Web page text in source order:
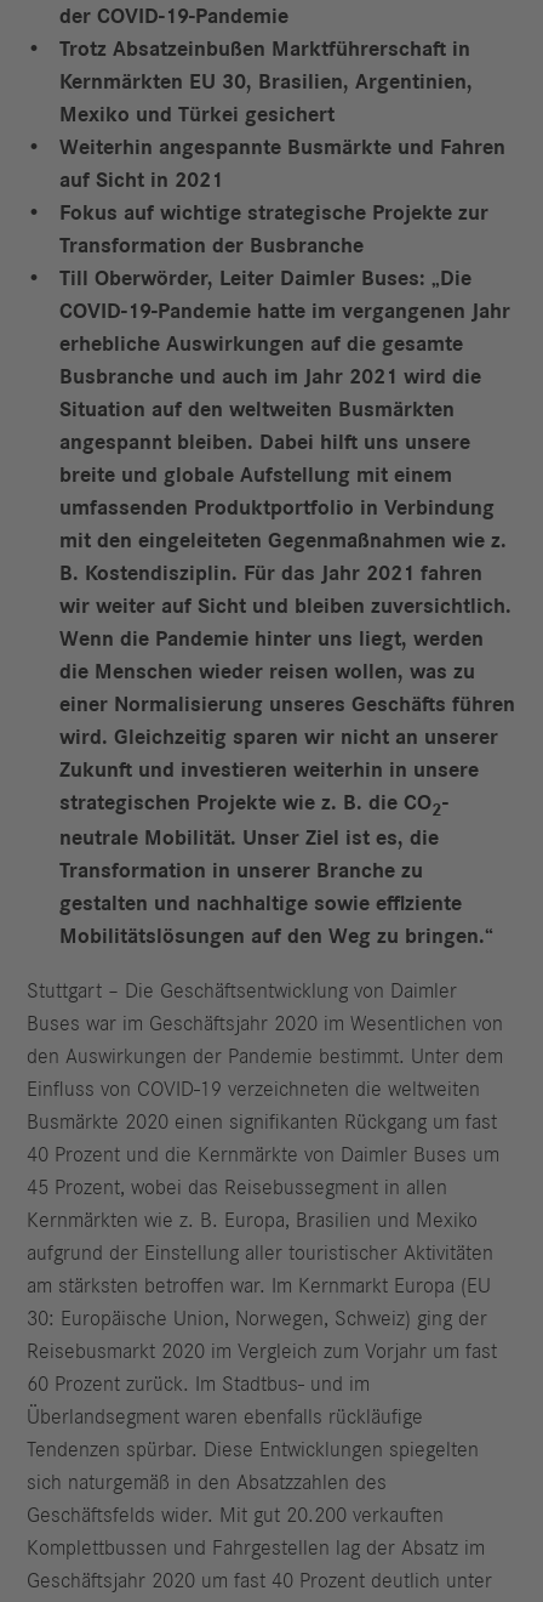
der COVID-19-Pandemie
Trotz Absatzeinbußen Marktführerschaft in
Kernmärkten EU 30, Brasilien, Argentinien,
Mexiko und Türkei gesichert
Weiterhin angespannte Busmärkte und Fahren
auf Sicht in 2021
Fokus auf wichtige strategische Projekte zur
Transformation der Busbranche
Till Oberwörder, Leiter Daimler Buses: „Die
COVID-19-Pandemie hatte im vergangenen Jahr
erhebliche Auswirkungen auf die gesamte
Busbranche und auch im Jahr 2021 wird die
Situation auf den weltweiten Busmärkten
angespannt bleiben. Dabei hilft uns unsere
breite und globale Aufstellung mit einem
umfassenden Produktportfolio in Verbindung
mit den eingeleiteten Gegenmaßnahmen wie z.
B. Kostendisziplin. Für das Jahr 2021 fahren
wir weiter auf Sicht und bleiben zuversichtlich.
Wenn die Pandemie hinter uns liegt, werden
die Menschen wieder reisen wollen, was zu
einer Normalisierung unseres Geschäfts führen
wird. Gleichzeitig sparen wir nicht an unserer
Zukunft und investieren weiterhin in unsere
strategischen Projekte wie z. B. die CO2-
neutrale Mobilität. Unser Ziel ist es, die
Transformation in unserer Branche zu
gestalten und nachhaltige sowie effiziente
Mobilitätslösungen auf den Weg zu bringen.“
Stuttgart – Die Geschäftsentwicklung von Daimler
Buses war im Geschäftsjahr 2020 im Wesentlichen von
den Auswirkungen der Pandemie bestimmt. Unter dem
Einfluss von COVID-19 verzeichneten die weltweiten
Busmärkte 2020 einen signifikanten Rückgang um fast
40 Prozent und die Kernmärkte von Daimler Buses um
45 Prozent, wobei das Reisebussegment in allen
Kernmärkten wie z. B. Europa, Brasilien und Mexiko
aufgrund der Einstellung aller touristischer Aktivitäten
am stärksten betroffen war. Im Kernmarkt Europa (EU
30: Europäische Union, Norwegen, Schweiz) ging der
Reisebusmarkt 2020 im Vergleich zum Vorjahr um fast
60 Prozent zurück. Im Stadtbus- und im
Überlandsegment waren ebenfalls rückläufige
Tendenzen spürbar. Diese Entwicklungen spiegelten
sich naturgemäß in den Absatzzahlen des
Geschäftsfelds wider. Mit gut 20.200 verkauften
Komplettbussen und Fahrgestellen lag der Absatz im
Geschäftsjahr 2020 um fast 40 Prozent deutlich unter